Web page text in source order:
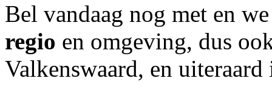
Bel vandaag nog met en
regio en omgeving, dus
Valkenswaard, en